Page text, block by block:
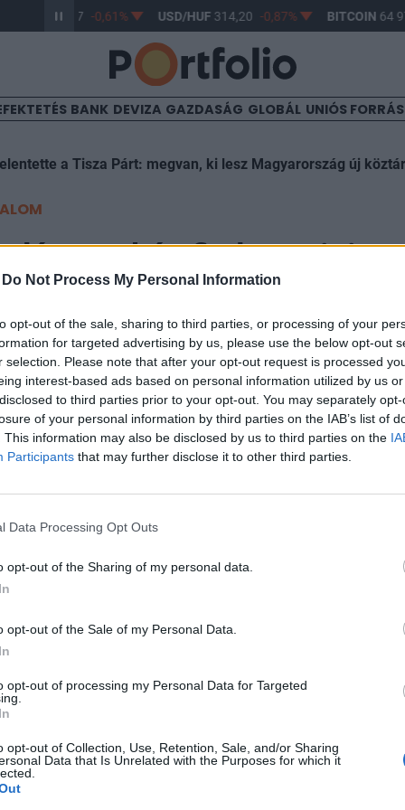
Do Not Process My Personal Information
opt-out of the sale, sharing to third parties, or processing of your
for targeted advertising by us, please use the below opt-out
selection. Please note that after your opt-out request is processed
interest-based ads based on personal information utilized by us
to third parties prior to your opt-out. You may separately
of your personal information by third parties on the IAB’s list of
This information may also be disclosed by us to third parties on the
Participants that may further disclose it to other third parties.
Data Processing Opt Outs
opt-out of the Sharing of my personal data.
opt-out of the Sale of my Personal Data.
opt-out of processing my Personal Data for Targeted
opt-out of Collection, Use, Retention, Sale, and/or Sharing
Data that Is Unrelated with the Purposes for which it
363,17 -0,61% USD/HUF314,20 -0,87% BITCOIN 64
BANK DEVIZA GAZDASÁG GLOBÁL UNIÓS
a Tisza Párt: megvan, ki lesz Magyarország új
fia lett
választották a délnyugat-németországi Baden-
vendégmunkások gyermekeként született,
lett az első török származású tartományi
március 8-án tartottak tartományi választásokat, amelyeket
a zöldpárti Winfried Kretzschmann miniszterelnöksége alatt, és
konzervatív többség áll majd. A most megválasztott...
portfolio.hu hírarchívumához tartozik, melynek olvasása
cikkarchívum
elmúlt 2 év napon belüli